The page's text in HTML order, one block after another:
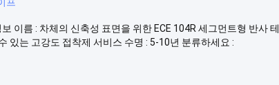
이름 : 차체의 신축성 표면을 위한 ECE 104R 세그먼트형 반사 테
있는 고강도 접착제 서비스 수명 : 5-10년 분류하세요 :